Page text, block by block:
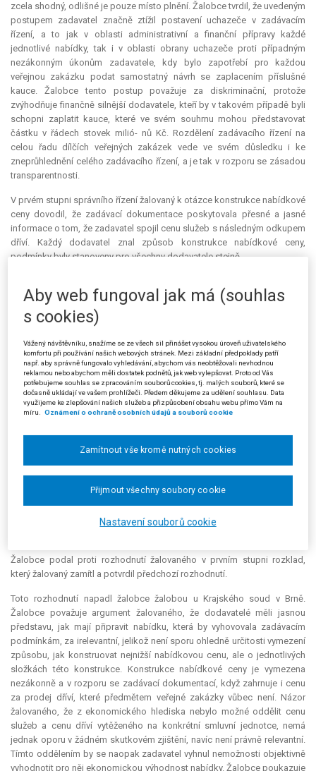
zcela shodný, odlišné je pouze místo plnění. Žalobce tvrdil, že uvedeným
postupem zadavatel značně ztížil postavení uchazeče v zadávacím
řízení, a to jak v oblasti administrativní a finanční přípravy každé
jednotlivé nabídky, tak i v oblasti obrany uchazeče proti případným
nezákonným úkonům zadavatele, kdy bylo zapotřebí pro každou
veřejnou zakázku podat samostatný návrh se zaplacením příslušné
kauce. Žalobce tento postup považuje za diskriminační, protože
zvýhodňuje finančně silnější dodavatele, kteří by v takovém případě byli
schopni zaplatit kauce, které ve svém souhrnu mohou představovat
částku v řádech stovek milió- nů Kč. Rozdělení zadávacího řízení na
celou řadu dílčích veřejných zakázek vede ve svém důsledku i ke
zneprůhlednění celého zadávacího řízení, a je tak v rozporu se zásadou
transparentnosti.
V prvém stupni správního řízení žalovaný k otázce konstrukce nabídkové
ceny dovodil, že zadávací dokumentace poskytovala přesné a jasné
informace o tom, že zadavatel spojil cenu služeb s následným odkupem
dříví. Každý dodavatel znal způsob konstrukce nabídkové ceny,
podmínky byly stanoveny pro všechny dodavatele stejně.
zakázek žalovaný dospěl k závěru, že se v daném případě skutečně
jednalo o 159 nadlimitních veřejných zakázek, jelikož jednotlivé veřejné
zakázky měly vzájemně rozdílná místa plnění, což považoval za určující
znak pro odlišení jednotlivých veřejných zakázek. Žalovaný dovodil, že
zadavatel má právo vymezit předmět veřejné zakázky dle svých potřeb,
avšak je vždy povinen dodržet pravidlo zákazu dělení předmětu veřejné
zakázky, pokud by v důsledku toho došlo ke snížení předpokládané
hodnoty pod finanční limity stanovené v § 12 ZVZ. Za podstatnou
žalovaný považoval skutečnost, že zadavatel u žádné z výše uvedených
rozdělil předmět veřejné zakázky tak, aby se z nadlimitní veřejné
zakázky stala veřejná zakázka podlimitní (a mohl tak při jejím zadávání
využít zjednodušených postupů), resp. že by nadlimitní či podlimitní
veřejnou zakázku účelově rozdělil tak, aby zadával zakázky malého
rozsahu; zadavatel zadal všech 159 veřejných zakázek formou
otevřených zadávacích řízení, postupem stanoveným pro nadlimitní
veřejné zakázky, jak odpovídalo předpokládaným hodnotám veřejných
Žalobce podal proti rozhodnutí žalovaného v prvním stupni rozklad,
který žalovaný zamítl a potvrdil předchozí rozhodnutí.
Toto rozhodnutí napadl žalobce žalobou u Krajského soud v Brně.
Žalobce považuje argument žalovaného, že dodavatelé měli jasnou
představu, jak mají připravit nabídku, která by vyhovovala zadávacím
podmínkám, za irelevantní, jelikož není sporu ohledně určitosti vymezení
způsobu, jak konstruovat nejnižší nabídkovou cenu, ale o jednotlivých
složkách této konstrukce. Konstrukce nabídkové ceny je vymezena
nezákonně a v rozporu se zadávací dokumentací, když zahrnuje i cenu
za prodej dříví, které předmětem veřejné zakázky vůbec není. Názor
žalovaného, že z ekonomického hlediska nebylo možné oddělit cenu
služeb a cenu dříví vytěženého na konkrétní smluvní jednotce, nemá
jednak oporu v žádném skutkovém zjištění, navíc není právně relevantní.
Tímto oddělením by se naopak zadavatel vyhnul nemožnosti objektivně
vyhodnotit pro něj ekonomickou výhodnost nabídky. Žalobce poukazuje
Aby web fungoval jak má (souhlas
s cookies)
Vážený návštěvníku, snažíme se ze všech sil přinášet vysokou úroveň uživatelského
komfortu při používání našich webových stránek. Mezi základní předpoklady patří
např. aby správně fungovalo vyhledávání, abychom vás neobtěžovali nevhodnou
reklamou nebo abychom měli dostatek podnětů, jak web vylepšovat. Proto od Vás
potřebujeme souhlas se zpracováním souborů cookies, tj. malých souborů, které se
dočasně ukládají ve vašem prohlížeči. Předem děkujeme za udělení souhlasu. Data
využijeme ke zlepšování našich služeb a přizpůsobení obsahu webu přímo Vám na
míru. Oznámení o ochraně osobních údajů a souborů cookie
Nastavení souborů cookie
Zamítnout vše kromě nutných cookies
Přijmout všechny soubory cookie